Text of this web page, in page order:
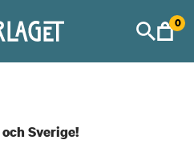
0
Sverige!